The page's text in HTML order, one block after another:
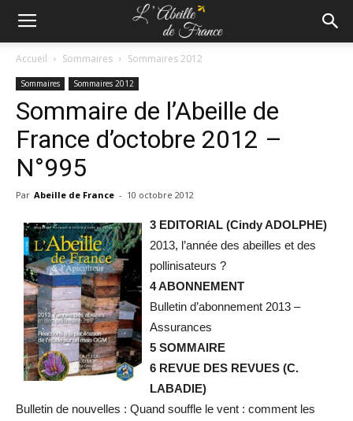
Accueil Sommaires Sommaires 2012
Sommaires Sommaires 2012
Sommaire de l’Abeille de
France d’octobre 2012 –
N°995
Par Abeille de France - 10 octobre 2012
3 EDITORIAL (Cindy ADOLPHE)
2013, l’année des abeilles et des
pollinisateurs ?
4 ABONNEMENT
Bulletin d’abonnement 2013 –
Assurances
5 SOMMAIRE
6 REVUE DES REVUES (C.
LABADIE)
Bulletin de nouvelles : Quand souffle le vent : comment les